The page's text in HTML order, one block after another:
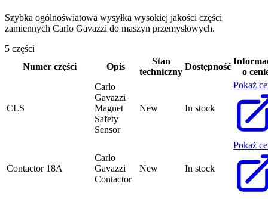
Szybka ogólnoświatowa wysyłka wysokiej jakości części
zamiennych Carlo Gavazzi do maszyn przemysłowych.
5 części
Numer części
Opis
Stan
techniczny
Dostępność
o
CLS
Carlo
Gavazzi
Magnet
Safety
Sensor
New In stock
Pokaż
Contactor 18A
Carlo
Gavazzi
Contactor
New In stock
Pokaż